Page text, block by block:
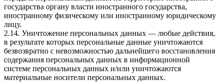
государства органу власти иностранного государства,
иностранному физическому или иностранному юридическому
лицу.
2.14. Уничтожение персональных данных — любые действия,
в результате которых персональные данные уничтожаются
безвозвратно с невозможностью дальнейшего восстановления
содержания персональных данных в информационной
системе персональных данных и/или уничтожаются
материальные носители персональных данных.